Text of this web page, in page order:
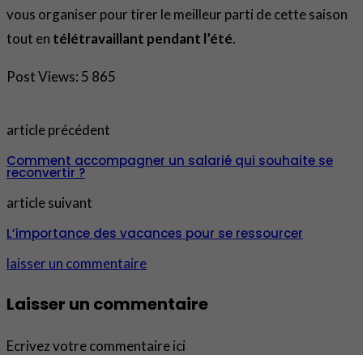
vous organiser pour tirer le meilleur parti de cette saison
tout en télétravaillant pendant l’été.
Post Views: 5 865
article précédent
Comment accompagner un salarié qui souhaite se
reconvertir ?
article suivant
L’importance des vacances pour se ressourcer
laisser un commentaire
Laisser un commentaire
Ecrivez votre commentaire ici